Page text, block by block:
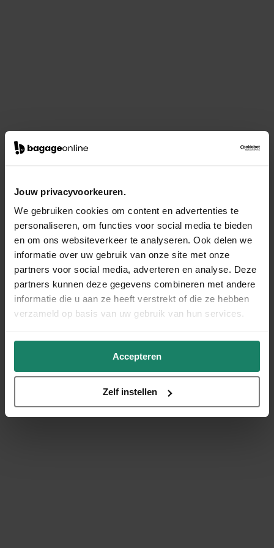
Jouw privacyvoorkeuren.
We gebruiken cookies om content en advertenties te
personaliseren, om functies voor social media te bieden
en om ons websiteverkeer te analyseren. Ook delen we
informatie over uw gebruik van onze site met onze
partners voor social media, adverteren en analyse. Deze
partners kunnen deze gegevens combineren met andere
informatie die u aan ze heeft verstrekt of die ze hebben
verzameld op basis van uw gebruik van hun services.
Accepteren
Zelf instellen